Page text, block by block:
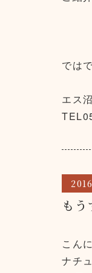
では
エス
もう
こん
ナチ